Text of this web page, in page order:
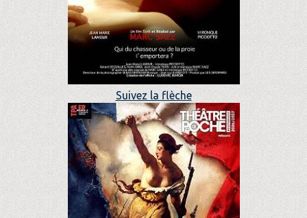
Suivez la flèche